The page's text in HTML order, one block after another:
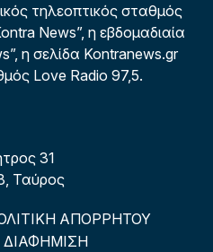
τηλεοπτικός σταθμός
News”, η εβδομαδιαία
η σελίδα Kontranews.gr
Love Radio 97,5.
31
Ταύρος
ΑΠΟΡΡΗΤΟΥ
ΔΙΑΦΗΜΙΣΗ